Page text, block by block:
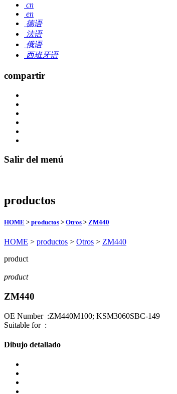
cn
en
德语
法语
俄语
西班牙语
compartir
Salir del menú
productos
HOME > productos > Otros > ZM440
HOME > productos > Otros > ZM440
product
product
ZM440
OE Number :ZM440M100; KSM3060SBC-149
Suitable for :
Dibujo detallado